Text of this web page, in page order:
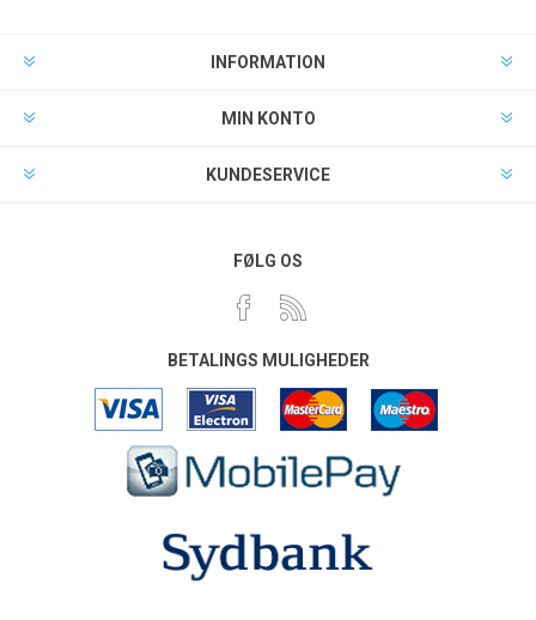
INFORMATION
MIN KONTO
KUNDESERVICE
FØLG OS
BETALINGS MULIGHEDER